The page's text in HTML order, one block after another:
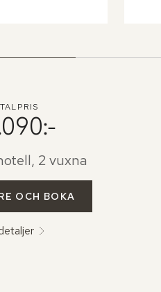
2 vuxna
OCH BOKA